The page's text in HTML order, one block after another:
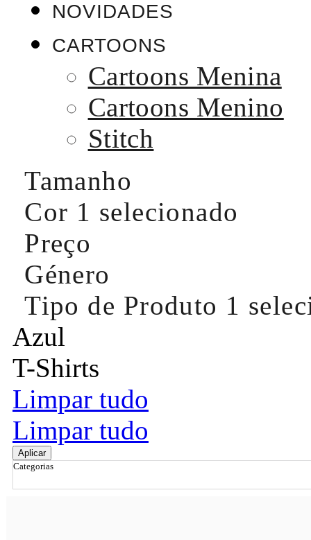
NOVIDADES
CARTOONS
Cartoons Menina
Cartoons Menino
Stitch
Tamanho
Cor 1 selecionado
Preço
Género
Tipo de Produto 1
Azul
T-Shirts
Limpar tudo
Limpar tudo
Aplicar
Categorias